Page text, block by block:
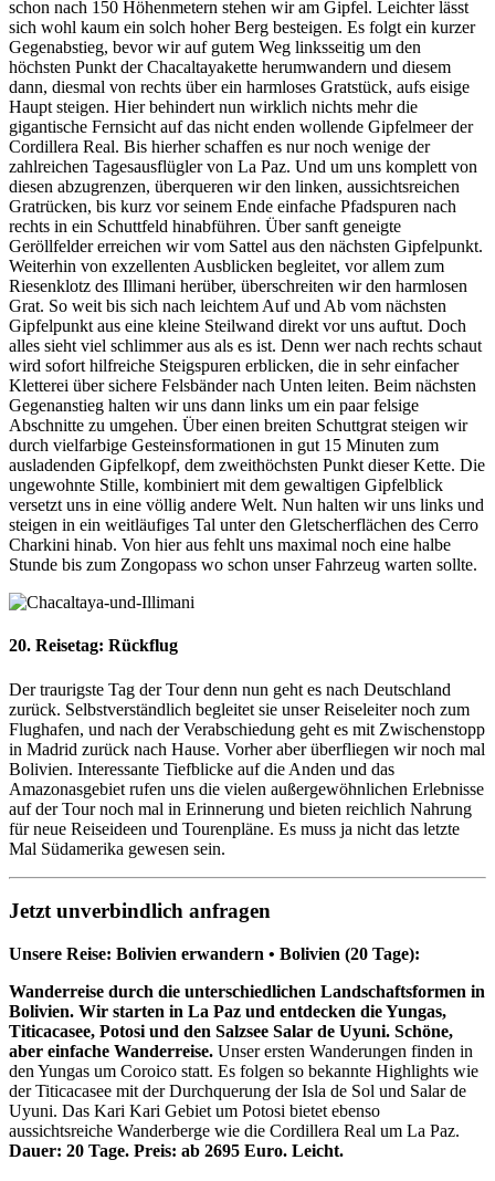
schon nach 150 Höhenmetern stehen wir am Gipfel. Leichter lässt
sich wohl kaum ein solch hoher Berg besteigen. Es folgt ein kurzer
Gegenabstieg, bevor wir auf gutem Weg linksseitig um den
höchsten Punkt der Chacaltayakette herumwandern und diesem
dann, diesmal von rechts über ein harmloses Gratstück, aufs eisige
Haupt steigen. Hier behindert nun wirklich nichts mehr die
gigantische Fernsicht auf das nicht enden wollende Gipfelmeer der
Cordillera Real. Bis hierher schaffen es nur noch wenige der
zahlreichen Tagesausflügler von La Paz. Und um uns komplett von
diesen abzugrenzen, überqueren wir den linken, aussichtsreichen
Gratrücken, bis kurz vor seinem Ende einfache Pfadspuren nach
rechts in ein Schuttfeld hinabführen. Über sanft geneigte
Geröllfelder erreichen wir vom Sattel aus den nächsten Gipfelpunkt.
Weiterhin von exzellenten Ausblicken begleitet, vor allem zum
Riesenklotz des Illimani herüber, überschreiten wir den harmlosen
Grat. So weit bis sich nach leichtem Auf und Ab vom nächsten
Gipfelpunkt aus eine kleine Steilwand direkt vor uns auftut. Doch
alles sieht viel schlimmer aus als es ist. Denn wer nach rechts schaut
wird sofort hilfreiche Steigspuren erblicken, die in sehr einfacher
Kletterei über sichere Felsbänder nach Unten leiten. Beim nächsten
Gegenanstieg halten wir uns dann links um ein paar felsige
Abschnitte zu umgehen. Über einen breiten Schuttgrat steigen wir
durch vielfarbige Gesteinsformationen in gut 15 Minuten zum
ausladenden Gipfelkopf, dem zweithöchsten Punkt dieser Kette. Die
ungewohnte Stille, kombiniert mit dem gewaltigen Gipfelblick
versetzt uns in eine völlig andere Welt. Nun halten wir uns links und
steigen in ein weitläufiges Tal unter den Gletscherflächen des Cerro
Charkini hinab. Von hier aus fehlt uns maximal noch eine halbe
Stunde bis zum Zongopass wo schon unser Fahrzeug warten sollte.
20. Reisetag: Rückflug
Der traurigste Tag der Tour denn nun geht es nach Deutschland
zurück. Selbstverständlich begleitet sie unser Reiseleiter noch zum
Flughafen, und nach der Verabschiedung geht es mit Zwischenstopp
in Madrid zurück nach Hause. Vorher aber überfliegen wir noch mal
Bolivien. Interessante Tiefblicke auf die Anden und das
Amazonasgebiet rufen uns die vielen außergewöhnlichen Erlebnisse
auf der Tour noch mal in Erinnerung und bieten reichlich Nahrung
für neue Reiseideen und Tourenpläne. Es muss ja nicht das letzte
Mal Südamerika gewesen sein.
Jetzt unverbindlich anfragen
Unsere Reise: Bolivien erwandern • Bolivien (20 Tage):
Wanderreise durch die unterschiedlichen Landschaftsformen in
Bolivien. Wir starten in La Paz und entdecken die Yungas,
Titicacasee, Potosi und den Salzsee Salar de Uyuni. Schöne,
aber einfache Wanderreise. Unser ersten Wanderungen finden in
den Yungas um Coroico statt. Es folgen so bekannte Highlights wie
der Titicacasee mit der Durchquerung der Isla de Sol und Salar de
Uyuni. Das Kari Kari Gebiet um Potosi bietet ebenso
aussichtsreiche Wanderberge wie die Cordillera Real um La Paz.
Dauer: 20 Tage. Preis: ab 2695 Euro. Leicht.